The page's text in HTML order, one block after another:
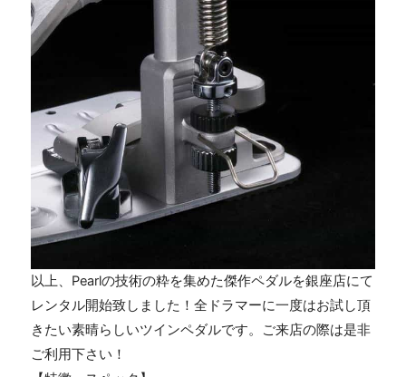
以上、Pearlの技術の粋を集めた傑作ペダルを銀座店にて
レンタル開始致しました！全ドラマーに一度はお試し頂
きたい素晴らしいツインペダルです。ご来店の際は是非
ご利用下さい！